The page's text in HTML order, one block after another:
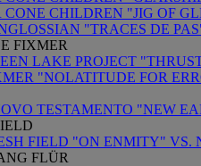
CONE CHILDREN "JIG OF
"TRACES DE
FIXMER
LAKE PROJECT
"NOLATITUDE FOR
TESTAMENTO "NEW
FIELD "ON ENMITY" VS.
FLÜR